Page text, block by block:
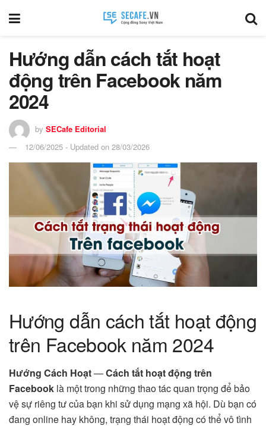
Hướng dẫn cách tắt hoạt
động trên Facebook năm
2024
by SECafe Editorial
12/06/2025 - Updated on 28/03/2026
Hướng dẫn cách tắt hoạt động
trên Facebook năm 2024
Hướng Cách Hoạt—Cách tắt hoạt động trên
Facebook là một trong những thao tác quan trọng để bảo
vệ sự riêng tư của bạn khi sử dụng mạng xã hội. Dù bạn có
đang online hay không, trạng thái hoạt động có thể vô tình